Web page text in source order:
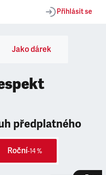
Přihlásit se
Jako dárek
předplatného
Roční-14 %